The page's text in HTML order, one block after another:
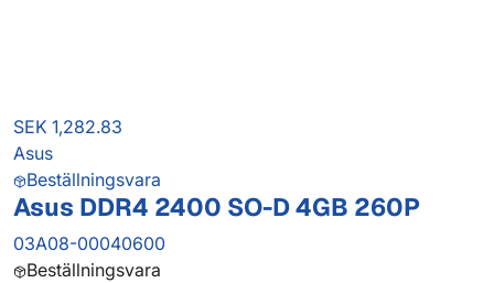
SEK 1,282.83
Asus
Beställningsvara
Asus DDR4 2400 SO-D 4GB 260P
03A08-00040600
Beställningsvara